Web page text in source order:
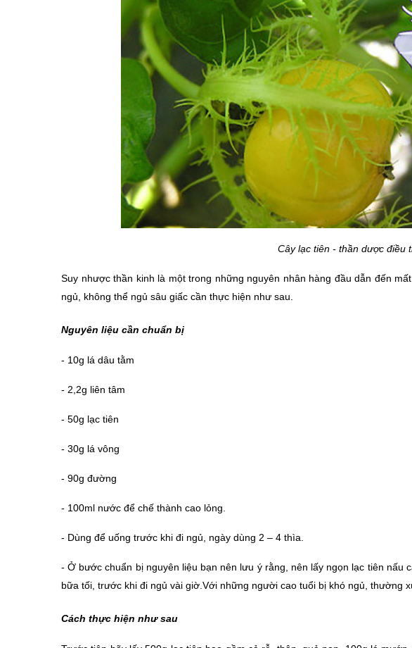
Cây lạc tiên - thần dược điều
Suy nhược thần kinh là một trong những nguyên nhân hàng đầu dẫn đến
ngủ, không thể ngủ sâu giấc cần thực hiện như sau.
Nguyên liệu cần chuẩn bị
- 10g lá dâu tằm
- 2,2g liên tâm
- 50g lạc tiên
- 30g lá vông
- 90g đường
- 100ml nước để chế thành cao lỏng.
- Dùng để uống trước khi đi ngủ, ngày dùng 2 – 4 thìa.
- Ở bước chuẩn bị nguyên liệu bạn nên lưu ý rằng, nên lấy ngọn lạc tiên nấu
bữa tối, trước khi đi ngủ vài giờ.Với những người cao tuổi bị khó ngủ, thường
Cách thực hiện như sau